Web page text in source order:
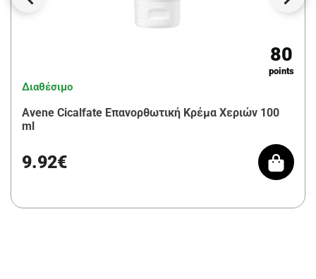
80
points
Διαθέσιμο
Avene Cicalfate Επανορθωτική Κρέμα Χεριών 100
ml
9.92€